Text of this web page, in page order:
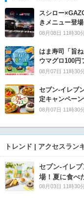
スシロー
きメニュー登場
08月08日 11時30
はま寿司「旨
ウマグロ100円
08月07日 11時30
セブン‐イレブ
定キャンペー
08月07日 11時30
トレンド | アクセスラン
セブン‐イレ
場！夏に食べ
08月03日 11時30